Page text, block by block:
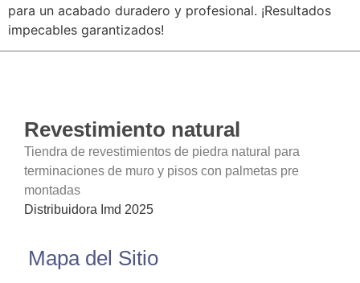
para un acabado duradero y profesional. ¡Resultados
impecables garantizados!
Revestimiento natural
Tiendra de revestimientos de piedra natural para
terminaciones de muro y pisos con palmetas pre
montadas
Distribuidora Imd 2025
Mapa del Sitio